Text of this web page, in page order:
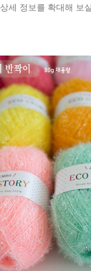
상세 정보를 확대해 보